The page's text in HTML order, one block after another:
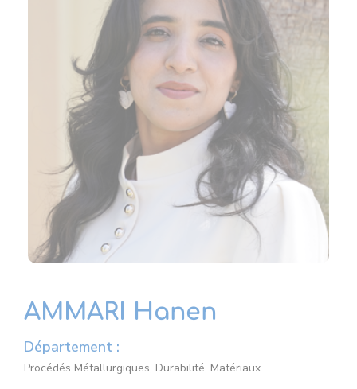
AMMARI Hanen
Département :
Procédés Métallurgiques, Durabilité, Matériaux